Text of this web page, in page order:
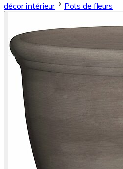
décor intérieur
Pots de fleurs